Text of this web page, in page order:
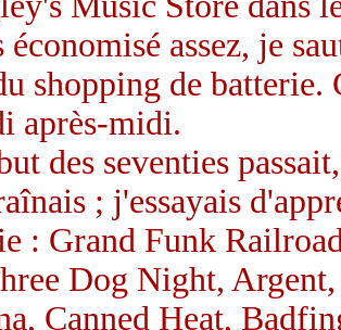
économisé assez, je
shopping de batterie.
après-midi.
des seventies
; j'essayais
: Grand Funk
Dog Night,
Canned Heat,